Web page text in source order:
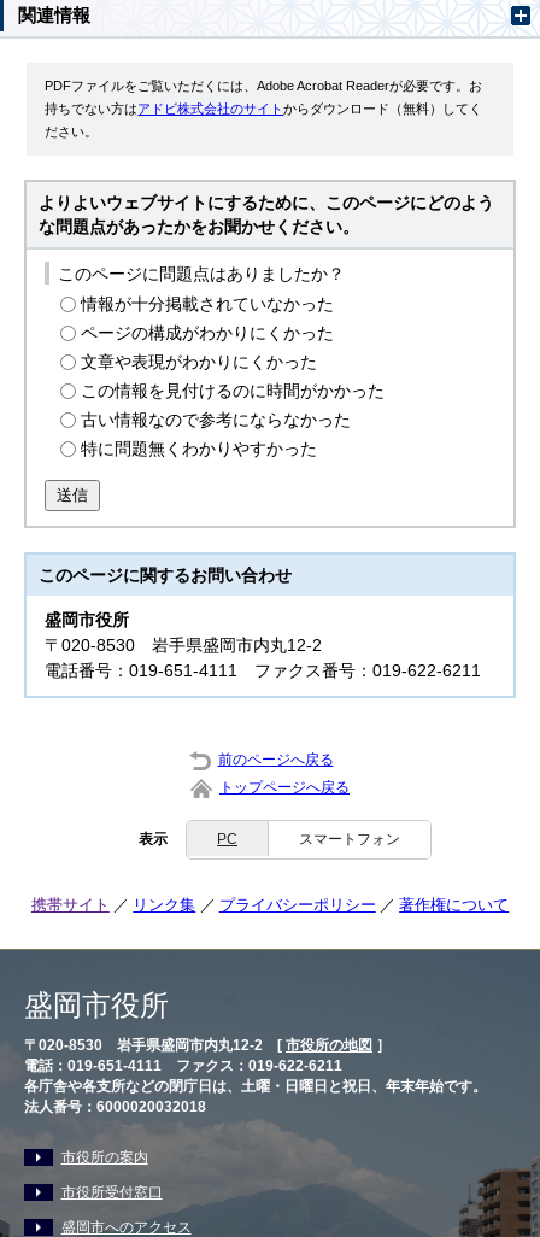
関連情報
PDFファイルをご覧いただくには、Adobe Acrobat Readerが必要です。お
持ちでない方はアドビ株式会社のサイトからダウンロード（無料）してく
ださい。
よりよいウェブサイトにするために、このページにどのよう
な問題点があったかをお聞かせください。
このページに問題点はありましたか？
情報が十分掲載されていなかった
ページの構成がわかりにくかった
文章や表現がわかりにくかった
この情報を見付けるのに時間がかかった
古い情報なので参考にならなかった
特に問題無くわかりやすかった
送信
このページに関するお問い合わせ
盛岡市役所
〒020-8530 岩手県盛岡市内丸12-2
電話番号：019-651-4111 ファクス番号：019-622-6211
前のページへ戻る
トップページへ戻る
表示 PC スマートフォン
携帯サイト リンク集 プライバシーポリシー 著作権について
盛岡市役所
〒020-8530 岩手県盛岡市内丸12-2 [ 市役所の地図 ］
電話：019-651-4111 ファクス：019-622-6211
各庁舎や各支所などの閉庁日は、土曜・日曜日と祝日、年末年始です。
法人番号：6000020032018
市役所の案内
市役所受付窓口
盛岡市へのアクセス